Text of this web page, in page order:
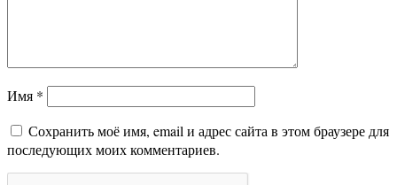
Имя *
Сохранить моё имя, email и адрес сайта в этом браузере для
последующих моих комментариев.